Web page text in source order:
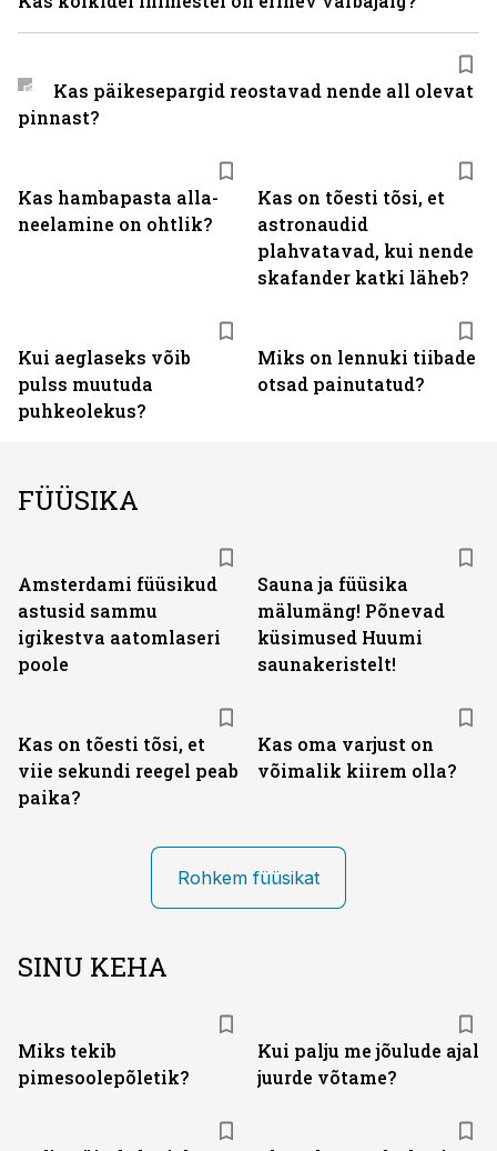
Kas hambapasta alla­
neelamine on ohtlik?
Kas on tõesti tõsi, et
astronaudid
plahvatavad, kui nende
skafander katki läheb?
Kui aeglaseks võib
pulss muutuda
puhkeolekus?
Miks on lennuki tiibade
otsad painutatud?
Kas päikesepargid reostavad nende all olevat
pinnast?
FÜÜSIKA
Amsterdami füüsikud
astusid sammu
igikestva aatomlaseri
poole
Sauna ja füüsika
mälumäng! Põnevad
küsimused Huumi
saunakeristelt!
Kas on tõesti tõsi, et
viie sekundi reegel peab
paika?
Kas oma varjust on
võimalik kiirem olla?
Rohkem füüsikat
SINU KEHA
Miks tekib
pimesoolepõletik?
Kui palju me jõulude ajal
juurde võtame?